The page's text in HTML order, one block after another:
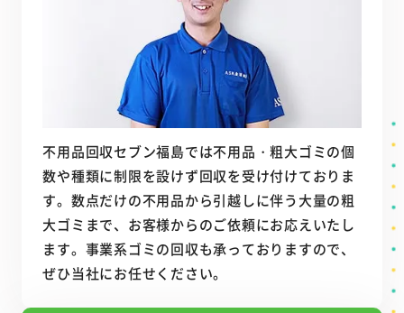
不用品回収セブン福島では不用品・粗大ゴミの個
数や種類に制限を設けず回収を受け付けておりま
す。数点だけの不用品から引越しに伴う大量の粗
大ゴミまで、お客様からのご依頼にお応えいたし
ます。事業系ゴミの回収も承っておりますので、
ぜひ当社にお任せください。